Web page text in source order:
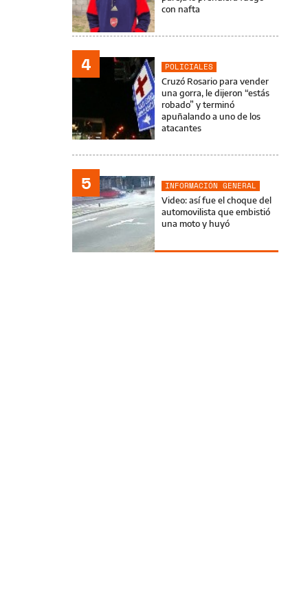
con nafta
4
POLICIALES
Cruzó Rosario para vender
una gorra, le dijeron “estás
robado” y terminó
apuñalando a uno de los
atacantes
5
INFORMACIÓN GENERAL
Video: así fue el choque del
automovilista que embistió
una moto y huyó